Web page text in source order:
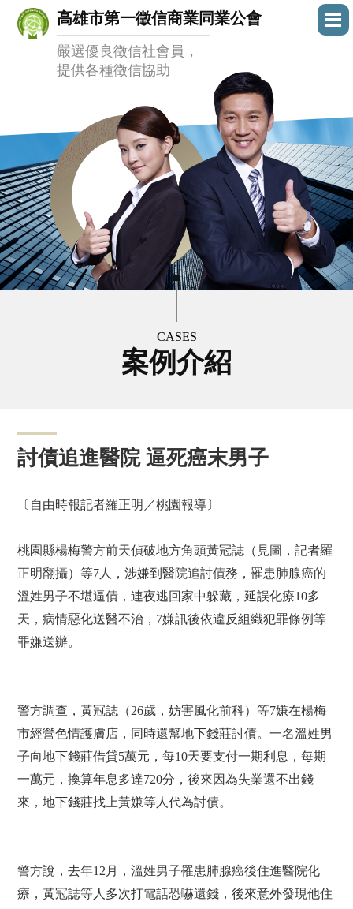
高雄市第一徵信商業同業公會
嚴選優良徵信社會員，
提供各種徵信協助
CASES
案例介紹
討債追進醫院 逼死癌末男子
〔自由時報記者羅正明／桃園報導〕
桃園縣楊梅警方前天偵破地方角頭黃冠誌（見圖，記者羅
正明翻攝）等7人，涉嫌到醫院追討債務，罹患肺腺癌的
溫姓男子不堪逼債，連夜逃回家中躲藏，延誤化療10多
天，病情惡化送醫不治，7嫌訊後依違反組織犯罪條例等
罪嫌送辦。
警方調查，黃冠誌（26歲，妨害風化前科）等7嫌在楊梅
市經營色情護膚店，同時還幫地下錢莊討債。一名溫姓男
子向地下錢莊借貸5萬元，每10天要支付一期利息，每期
一萬元，換算年息多達720分，後來因為失業還不出錢
來，地下錢莊找上黃嫌等人代為討債。
警方說，去年12月，溫姓男子罹患肺腺癌後住進醫院化
療，黃冠誌等人多次打電話恐嚇還錢，後來意外發現他住